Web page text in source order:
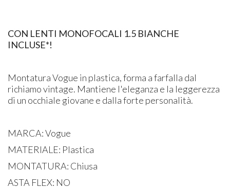
CON LENTI MONOFOCALI 1.5 BIANCHE
INCLUSE*!
Montatura Vogue in plastica, forma a farfalla dal
richiamo vintage. Mantiene l'eleganza e la leggerezza
di un occhiale giovane e dalla forte personalità.
MARCA: Vogue
MATERIALE: Plastica
MONTATURA: Chiusa
ASTA FLEX: NO